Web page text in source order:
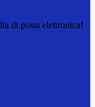
di posta elettronica!